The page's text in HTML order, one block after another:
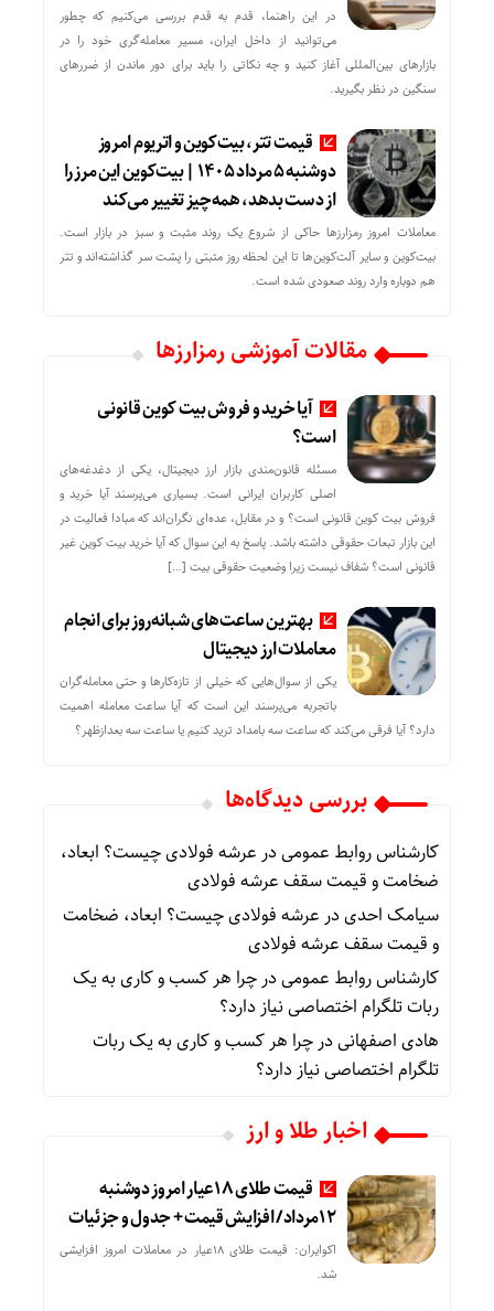
در این راهنما، قدم به قدم بررسی می‌کنیم که چطور
می‌توانید از داخل ایران، مسیر معامله‌گری خود را در
بازارهای بین‌المللی آغاز کنید و چه نکاتی را باید برای دور ماندن از ضررهای
سنگین در نظر بگیرید.
قیمت تتر، بیت‌کوین و اتریوم امروز
دوشنبه ۵ مرداد ۱۴۰۵ | بیت‌کوین این مرز را
از دست بدهد، همه‌چیز تغییر می‌کند
معاملات امروز رمزارز‌ها حاکی از شروع یک روند مثبت و سبز در بازار است.
بیت‌کوین و سایر آلت‌کوین‌ها تا این لحظه روز مثبتی را پشت سر گذاشته‌اند و تتر
هم دوباره وارد روند صعودی شده است.
مقالات آموزشی رمزارزها
آیا خرید و فروش بیت کوین قانونی
است؟
مسئله قانون‌مندی بازار ارز دیجیتال، یکی از دغدغه‌های
اصلی کاربران ایرانی است. بسیاری می‌پرسند آیا خرید و
فروش بیت کوین قانونی است؟ و در مقابل، عده‌ای نگران‌اند که مبادا فعالیت در
این بازار تبعات حقوقی داشته باشد. پاسخ به این سوال که آیا خرید بیت کوین غیر
قانونی است؟ شفاف نیست زیرا وضعیت حقوقی بیت‌ […]
بهترین ساعت‌های شبانه‌روز برای انجام
معاملات ارز دیجیتال
یکی از سوال‌هایی که خیلی از تازه‌کارها و حتی معامله‌گران
باتجربه می‌پرسند این است که آیا ساعت معامله اهمیت
دارد؟ آیا فرقی می‌کند که ساعت سه بامداد ترید کنیم یا ساعت سه بعدازظهر؟
بررسی دیدگاه‌ها
کارشناس روابط عمومیدر عرشه فولادی چیست؟ ابعاد،
ضخامت و قیمت سقف عرشه فولادی
سیامک احدیدر عرشه فولادی چیست؟ ابعاد، ضخامت
و قیمت سقف عرشه فولادی
کارشناس روابط عمومیدرچرا هر کسب‌ و کاری به یک
ربات تلگرام اختصاصی نیاز دارد؟
هادی اصفهانیدرچرا هر کسب‌ و کاری به یک ربات
تلگرام اختصاصی نیاز دارد؟
اخبار طلا و ارز
قیمت طلای 18عیار امروز دوشنبه
12مرداد/ افزایش قیمت + جدول و جزئیات
اکوایران: قیمت طلای 18عیار در معاملات امروز افزایشی
شد.